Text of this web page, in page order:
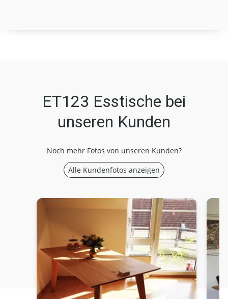
ET123 Esstische bei
unseren Kunden
Noch mehr Fotos von unseren Kunden?
Alle Kundenfotos anzeigen